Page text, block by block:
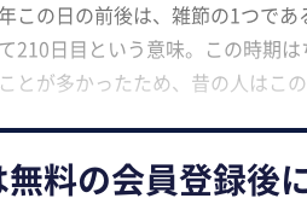
この日の前後は、雑節の1つで
210日目という意味。この時期
とが多かったため、昔の人はこ
料の会員登録後